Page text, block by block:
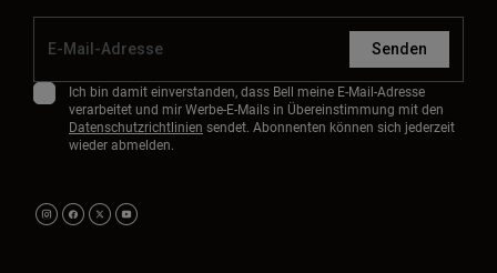
Senden
Ich bin damit einverstanden, dass Bell meine E-Mail-Adresse
verarbeitet und mir Werbe-E-Mails in Übereinstimmung mit den
Datenschutzrichtlinien sendet. Abonnenten können sich jederzeit
wieder abmelden.